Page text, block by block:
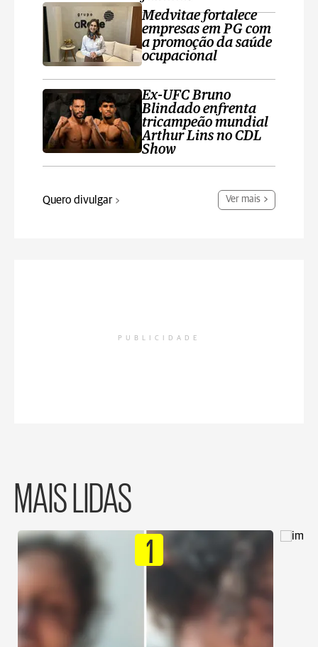
Medvitae fortalece
empresas em PG com
a promoção da saúde
ocupacional
Ex-UFC Bruno
Blindado enfrenta
tricampeão mundial
Arthur Lins no CDL
Show
Quero divulgar Ver mais
PUBLICIDADE
MAIS LIDAS
1